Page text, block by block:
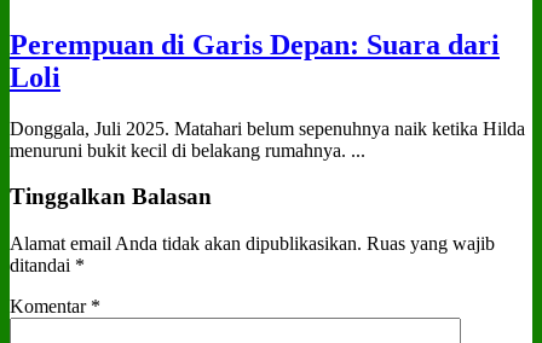
Perempuan di Garis Depan: Suara dari
Loli
Donggala, Juli 2025. Matahari belum sepenuhnya naik ketika Hilda
menuruni bukit kecil di belakang rumahnya. ...
Tinggalkan Balasan
Alamat email Anda tidak akan dipublikasikan. Ruas yang wajib
ditandai *
Komentar *